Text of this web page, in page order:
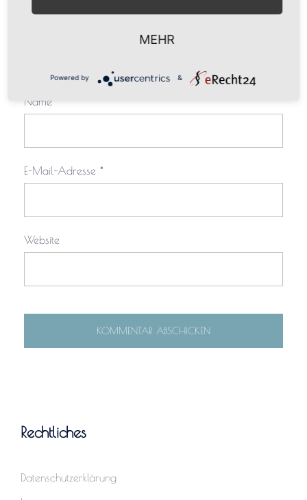
Name
E-Mail-Adresse *
Website
Rechtliches
Datenschutzerklärung
MEHR
Powered by &